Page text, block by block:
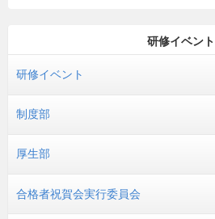
研修イベント
研修イベント
制度部
厚生部
合格者祝賀会実行委員会